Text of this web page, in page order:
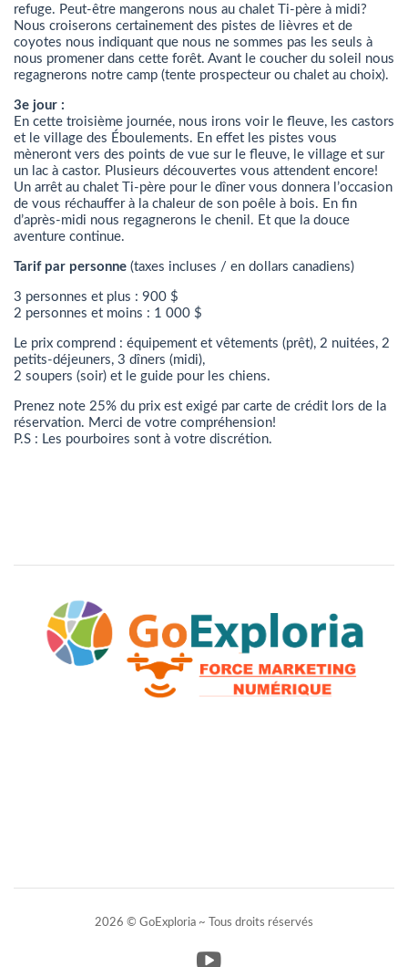
refuge. Peut-être mangerons nous au chalet Ti-père à midi?
Nous croiserons certainement des pistes de lièvres et de
coyotes nous indiquant que nous ne sommes pas les seuls à
nous promener dans cette forêt. Avant le coucher du soleil nous
regagnerons notre camp (tente prospecteur ou chalet au choix).
3e jour :
En cette troisième journée, nous irons voir le fleuve, les castors
et le village des Éboulements. En effet les pistes vous
mèneront vers des points de vue sur le fleuve, le village et sur
un lac à castor. Plusieurs découvertes vous attendent encore!
Un arrêt au chalet Ti-père pour le dîner vous donnera l’occasion
de vous réchauffer à la chaleur de son poêle à bois. En fin
d’après-midi nous regagnerons le chenil. Et que la douce
aventure continue.
Tarif par personne (taxes incluses / en dollars canadiens)
3 personnes et plus : 900 $
2 personnes et moins : 1 000 $
Le prix comprend : équipement et vêtements (prêt), 2 nuitées, 2
petits-déjeuners, 3 dîners (midi),
2 soupers (soir) et le guide pour les chiens.
Prenez note 25% du prix est exigé par carte de crédit lors de la
réservation. Merci de votre compréhension!
P.S : Les pourboires sont à votre discrétion.
2026 © GoExploria ~ Tous droits réservés